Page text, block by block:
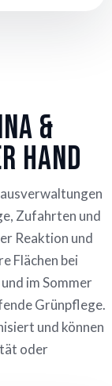
&
Hand
Zufahrten und
Reaktion und
Flächen bei
im Sommer
Grünpflege.
und können
oder